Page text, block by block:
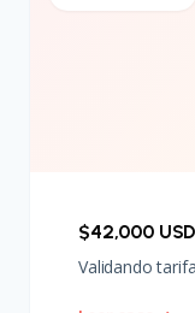
$42,000
Validando